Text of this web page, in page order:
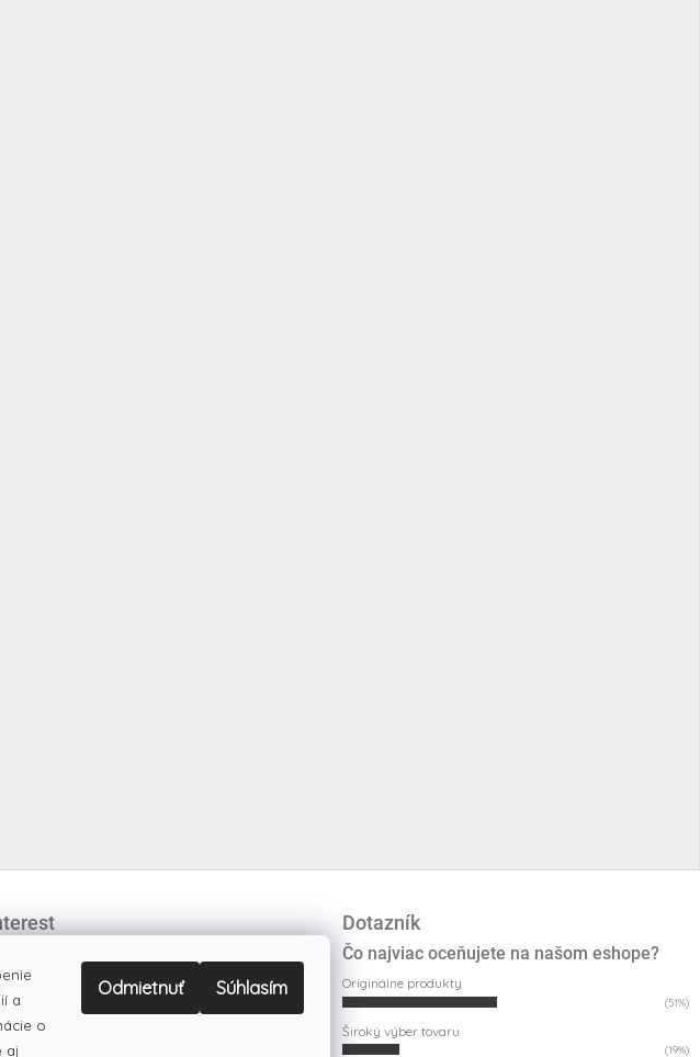
a
o
aj
Odmietnuť Súhlasím
Dotazník
Čo najviac oceňujete na našom eshope?
Originálne produkty
(51%)
Široký výber tovaru
(19%)